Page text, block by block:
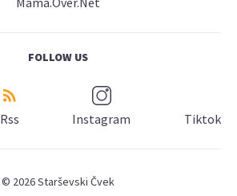
FOLLOW US
Rss Instagram Tiktok
© 2026 Starševski Čvek